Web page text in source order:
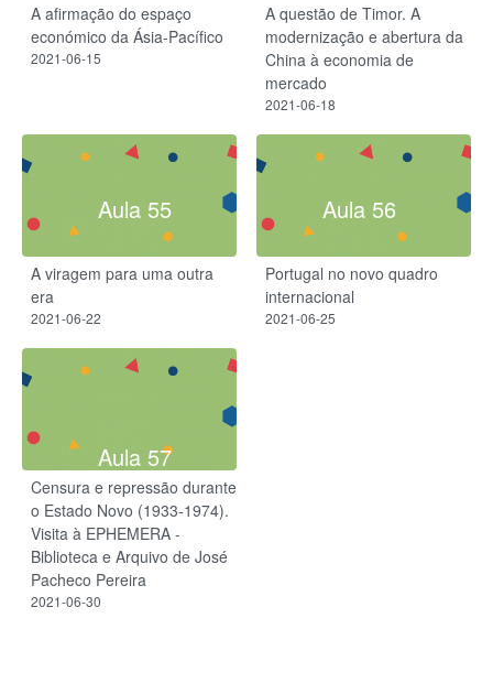
A afirmação do espaço
económico da Ásia-Pacífico
2021-06-15
A questão de Timor. A
modernização e abertura da
China à economia de
mercado
2021-06-18
Aula 55
A viragem para uma outra
era
2021-06-22
Aula 56
Portugal no novo quadro
internacional
2021-06-25
Aula 57
Censura e repressão durante
o Estado Novo (1933-1974).
Visita à EPHEMERA -
Biblioteca e Arquivo de José
Pacheco Pereira
2021-06-30